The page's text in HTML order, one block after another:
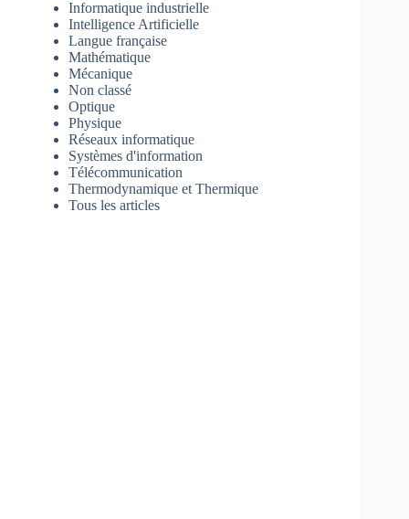
Informatique industrielle
Intelligence Artificielle
Langue française
Mathématique
Mécanique
Non classé
Optique
Physique
Réseaux informatique
Systèmes d'information
Télécommunication
Thermodynamique et Thermique
Tous les articles